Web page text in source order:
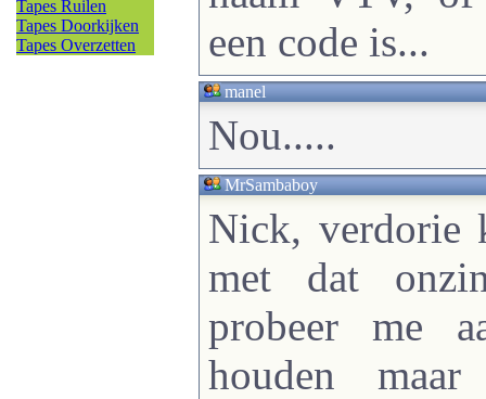
Tapes Ruilen
Tapes Doorkijken
Tapes Overzetten
een code is...
manel
Nou.....
MrSambaboy
Nick, verdorie
met dat
probeer me
houden